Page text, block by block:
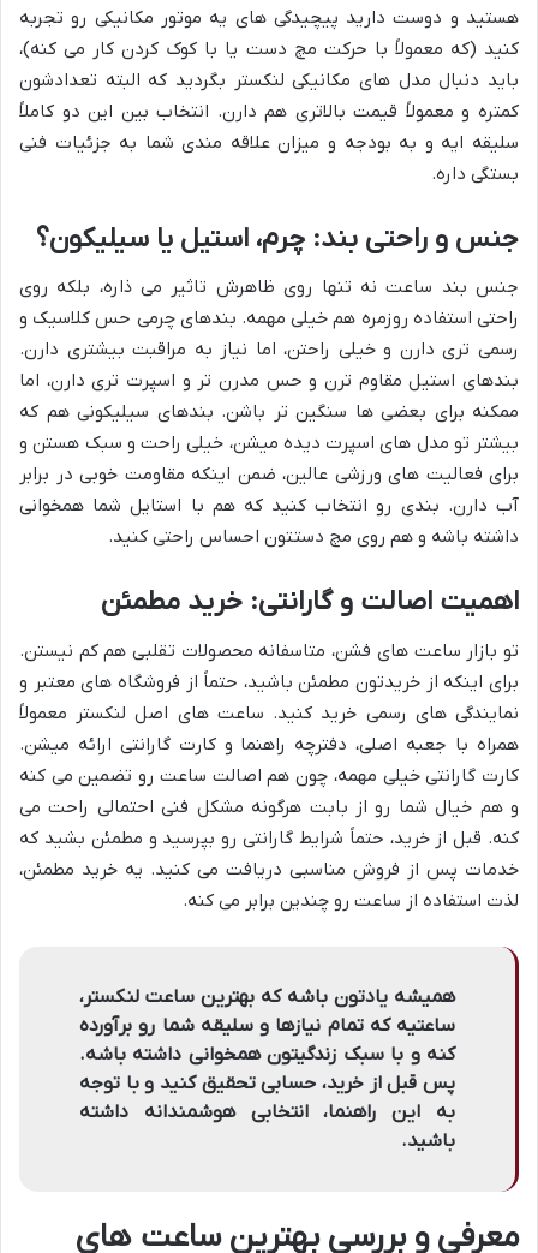
هستید و دوست دارید پیچیدگی های یه موتور مکانیکی رو تجربه
کنید (که معمولاً با حرکت مچ دست یا با کوک کردن کار می کنه)،
باید دنبال مدل های مکانیکی لنکستر بگردید که البته تعدادشون
کمتره و معمولاً قیمت بالاتری هم دارن. انتخاب بین این دو کاملاً
سلیقه ایه و به بودجه و میزان علاقه مندی شما به جزئیات فنی
بستگی داره.
جنس و راحتی بند: چرم، استیل یا سیلیکون؟
جنس بند ساعت نه تنها روی ظاهرش تاثیر می ذاره، بلکه روی
راحتی استفاده روزمره هم خیلی مهمه. بندهای چرمی حس کلاسیک و
رسمی تری دارن و خیلی راحتن، اما نیاز به مراقبت بیشتری دارن.
بندهای استیل مقاوم ترن و حس مدرن تر و اسپرت تری دارن، اما
ممکنه برای بعضی ها سنگین تر باشن. بندهای سیلیکونی هم که
بیشتر تو مدل های اسپرت دیده میشن، خیلی راحت و سبک هستن و
برای فعالیت های ورزشی عالین، ضمن اینکه مقاومت خوبی در برابر
آب دارن. بندی رو انتخاب کنید که هم با استایل شما همخوانی
داشته باشه و هم روی مچ دستتون احساس راحتی کنید.
اهمیت اصالت و گارانتی: خرید مطمئن
تو بازار ساعت های فشن، متاسفانه محصولات تقلبی هم کم نیستن.
برای اینکه از خریدتون مطمئن باشید، حتماً از فروشگاه های معتبر و
نمایندگی های رسمی خرید کنید. ساعت های اصل لنکستر معمولاً
همراه با جعبه اصلی، دفترچه راهنما و کارت گارانتی ارائه میشن.
کارت گارانتی خیلی مهمه، چون هم اصالت ساعت رو تضمین می کنه
و هم خیال شما رو از بابت هرگونه مشکل فنی احتمالی راحت می
کنه. قبل از خرید، حتماً شرایط گارانتی رو بپرسید و مطمئن بشید که
خدمات پس از فروش مناسبی دریافت می کنید. یه خرید مطمئن،
لذت استفاده از ساعت رو چندین برابر می کنه.
همیشه یادتون باشه که بهترین ساعت لنکستر،
ساعتیه که تمام نیازها و سلیقه شما رو برآورده
کنه و با سبک زندگیتون همخوانی داشته باشه.
پس قبل از خرید، حسابی تحقیق کنید و با توجه
به این راهنما، انتخابی هوشمندانه داشته
باشید.
معرفی و بررسی بهترین ساعت های